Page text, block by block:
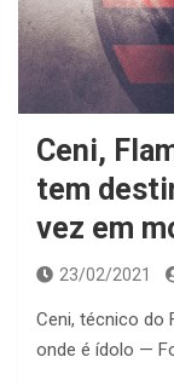
Ceni,
tem
vez em
23/02/2021
Ceni, técnico do
onde é ídolo —